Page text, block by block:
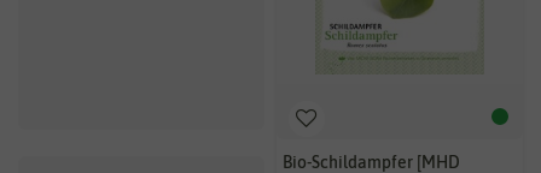
Bio-Schildampfer [MHD